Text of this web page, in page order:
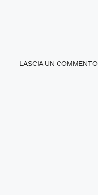
LASCIA UN COMMENTO